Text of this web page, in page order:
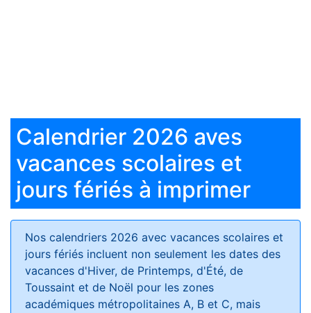
Calendrier 2026 aves
vacances scolaires et
jours fériés à imprimer
Nos calendriers 2026 avec vacances scolaires et
jours fériés incluent non seulement les dates des
vacances d'Hiver, de Printemps, d'Été, de
Toussaint et de Noël pour les zones
académiques métropolitaines A, B et C, mais